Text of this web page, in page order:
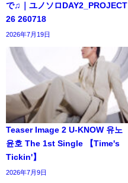
で♫｜ユノソロDAY2_PROJECT
26 260718
2026年7月19日
Teaser Image 2 U-KNOW 유노
윤호 The 1st Single 【Time's
Tickin'】
2026年7月9日